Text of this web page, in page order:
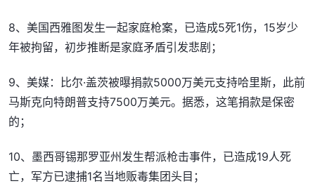
8、美国西雅图发生一起家庭枪案，已造成5死1伤，15岁少
年被拘留，初步推断是家庭矛盾引发悲剧；
9、美媒：比尔·盖茨被曝捐款5000万美元支持哈里斯，此前
马斯克向特朗普支持7500万美元。据悉，这笔捐款是保密
的；
10、墨西哥锡那罗亚州发生帮派枪击事件，已造成19人死
亡，军方已逮捕1名当地贩毒集团头目；